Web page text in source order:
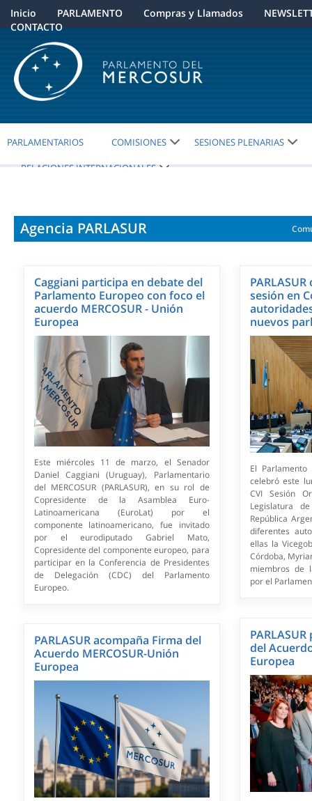
Inicio PARLAMENTO Compras y Llamados
CONTACTO
PARLAMENTARIOS COMISIONES SESIONES PLENARIAS
RELACIONES INTERNACIONALES
Agencia PARLASUR
Caggiani participa en debate del
Parlamento Europeo con foco el
acuerdo MERCOSUR - Unión
Europea
Este miércoles 11 de marzo, el Senador
Daniel Caggiani (Uruguay), Parlamentario
del MERCOSUR (PARLASUR), en su rol de
Copresidente de la Asamblea Euro-
Latinoamericana (EuroLat) por el
componente latinoamericano, fue invitado
por el eurodiputado Gabriel Mato,
Copresidente del componente europeo, para
participar en la Conferencia de Presidentes
de Delegación (CDC) del Parlamento
Europeo.
sesión en
nuevos
El Parlamento
celebró este
CVI Sesión
Legislatura
República
diferentes
ellas la
Córdoba,
miembros de
por el
del
Europea
PARLASUR acompaña Firma del
Acuerdo MERCOSUR-Unión
Europea